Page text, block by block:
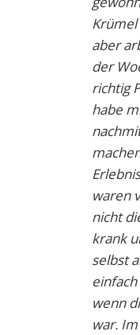
Krümel
aber
der
richtig
habe
waren
nicht
krank
selbst
wenn
war.